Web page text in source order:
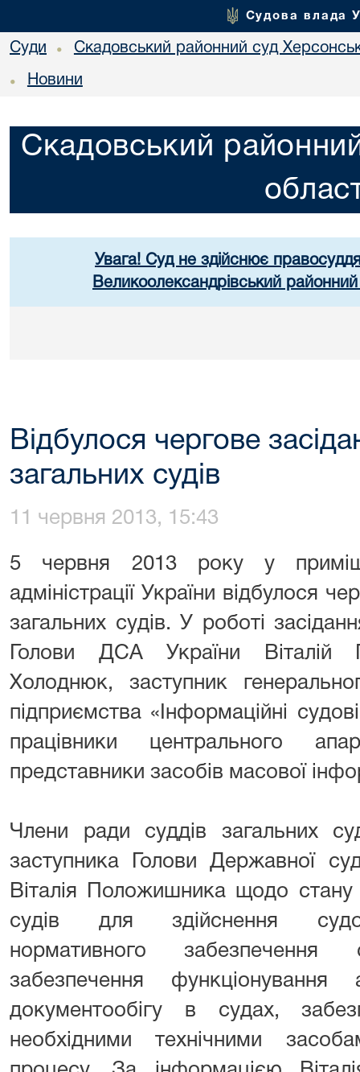
Судова влада
Суди • Скадовський районний суд
• Новини
Скадовський
Увага! Суд не здійснює
Великоолександрівський
Відбулося чергове
загальних судів
11 червня 2013, 15:43
5 червня 2013 року у
адміністрації України відбулося
загальних судів. У роботі
Голови ДСА України Віталій
Холоднюк, заступник
підприємства «Інформаційні
працівники центрального
представники засобів масової
Члени ради суддів загальних
заступника Голови Державної
Віталія Положишника щодо стану
судів для здійснення
нормативного забезпечення
забезпечення функціонування
документообігу в судах,
необхідними технічними